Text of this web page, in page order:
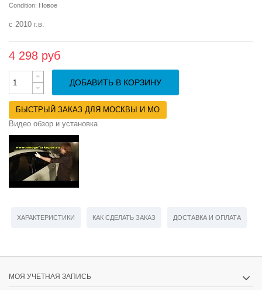
Condition: Новое
с 2010 г.в.
4 298 руб
ДОБАВИТЬ В КОРЗИНУ
БЫСТРЫЙ ЗАКАЗ ДЛЯ МОСКВЫ И МО
Видео обзор и установка
ХАРАКТЕРИСТИКИ КАК СДЕЛАТЬ ЗАКАЗ ДОСТАВКА И ОПЛАТА
МОЯ УЧЕТНАЯ ЗАПИСЬ